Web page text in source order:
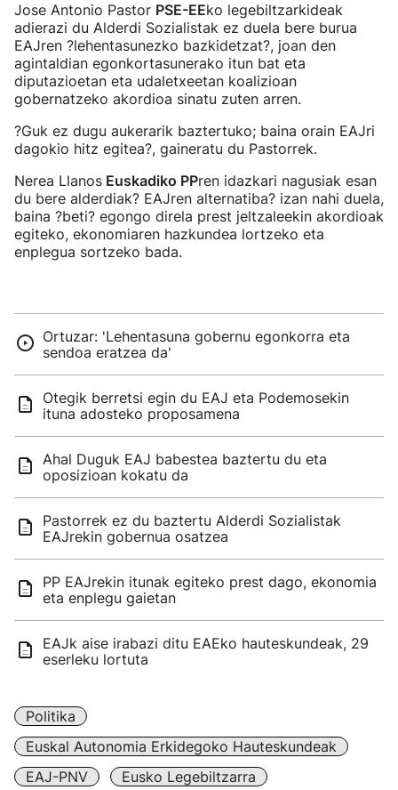
Jose Antonio Pastor PSE-EEko legebiltzarkideak
adierazi du Alderdi Sozialistak ez duela bere burua
EAJren ?lehentasunezko bazkidetzat?, joan den
agintaldian egonkortasunerako itun bat eta
diputazioetan eta udaletxeetan koalizioan
gobernatzeko akordioa sinatu zuten arren.
?Guk ez dugu aukerarik baztertuko; baina orain EAJri
dagokio hitz egitea?, gaineratu du Pastorrek.
Nerea Llanos Euskadiko PPren idazkari nagusiak esan
du bere alderdiak? EAJren alternatiba? izan nahi duela,
baina ?beti? egongo direla prest jeltzaleekin akordioak
egiteko, ekonomiaren hazkundea lortzeko eta
enplegua sortzeko bada.
Ortuzar: 'Lehentasuna gobernu egonkorra eta
sendoa eratzea da'
Otegik berretsi egin du EAJ eta Podemosekin
ituna adosteko proposamena
Ahal Duguk EAJ babestea baztertu du eta
oposizioan kokatu da
Pastorrek ez du baztertu Alderdi Sozialistak
EAJrekin gobernua osatzea
PP EAJrekin itunak egiteko prest dago, ekonomia
eta enplegu gaietan
EAJk aise irabazi ditu EAEko hauteskundeak, 29
eserleku lortuta
Politika
Euskal Autonomia Erkidegoko Hauteskundeak
EAJ-PNV
Eusko Legebiltzarra